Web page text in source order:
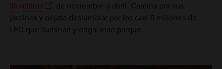
Illumillion
, de noviembre a abril. Camina por sus
jardines y déjate deslumbrar por los casi 6 millones de
LED que iluminan y engalanan parque.